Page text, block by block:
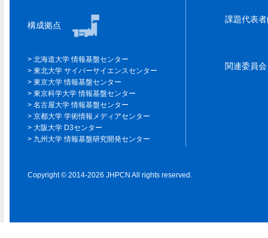
構成拠点
北海道大学 情報基盤センター
東北大学 サイバーサイエンスセンター
東京大学 情報基盤センター
東京科学大学 情報基盤センター
名古屋大学 情報基盤センター
京都大学 学術情報メディアセンター
大阪大学 D3センター
九州大学 情報基盤研究開発センター
課題代表
関連委員
Copyright © 2014-2026 JHPCN All rights reserved.